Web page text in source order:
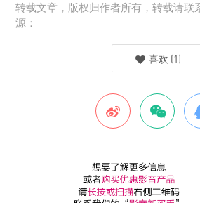
转载文章，版权归作者所有，转载请联
源：
喜欢 (1)